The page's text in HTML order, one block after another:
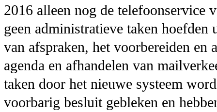
2016 alleen nog de telefoonservice
geen administratieve taken
van afspraken, het voorbereiden en
agenda en afhandelen van
taken door het nieuwe systeem
voorbarig besluit gebleken en